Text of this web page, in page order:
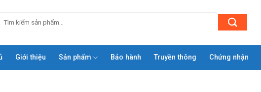
Giới thiệu Sản phẩm Bảo hành Truyền thông Chứng nhận